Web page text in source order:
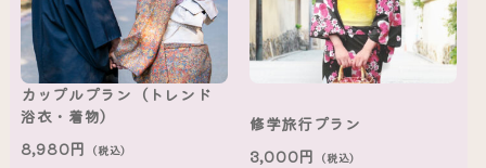
カップルプラン（トレンド
浴衣・着物）
8,980円 （税込）
修学旅行プラン
3,000円 （税込）